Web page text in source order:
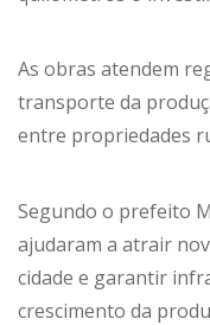
As obras atendem
transporte da
entre propriedades
Segundo o prefeito
ajudaram a atrair
cidade e garantir
crescimento da